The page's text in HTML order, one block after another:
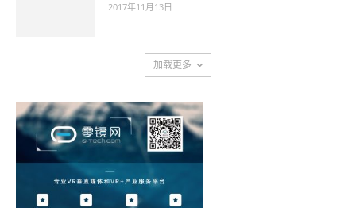
2017年11月13日
加载更多